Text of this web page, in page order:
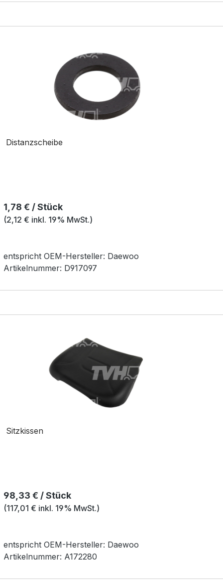
Distanzscheibe
Regulärer Preis:
1,78 € / Stück
(2,12 € inkl. 19% MwSt.)
entspricht OEM-Hersteller: Daewoo
Artikelnummer: D917097
Sitzkissen
Regulärer Preis:
98,33 € / Stück
(117,01 € inkl. 19% MwSt.)
entspricht OEM-Hersteller: Daewoo
Artikelnummer: A172280